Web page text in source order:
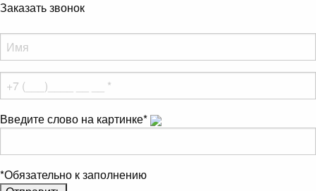
Заказать звонок
Введите слово на картинке*
*Обязательно к заполнению